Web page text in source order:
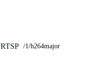
RTSP /1/h264major